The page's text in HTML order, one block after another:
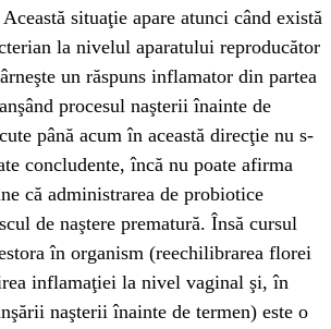
situaţie apare atunci când există
la nivelul aparatului reproducător
un răspuns inflamator din partea
procesul naşterii înainte de
până acum în această direcţie nu s-
concludente, încă nu poate afirma
că administrarea de probiotice
de naştere prematură. Însă cursul
în organism (reechilibrarea florei
inflamaţiei la nivel vaginal şi, în
naşterii înainte de termen) este o